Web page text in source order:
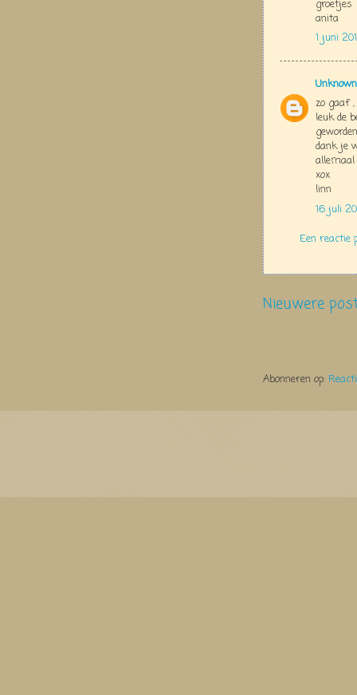
groetjes
anita
1 juni
Unknown
zo gaaf
leuk de
dank je
allemaal
xox
linn
16 juli
Een reactie
Nieuwere
Abonneren op: